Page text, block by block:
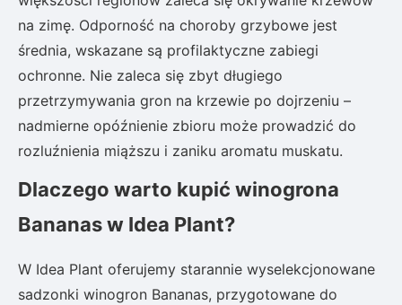
na zimę. Odporność na choroby grzybowe jest
średnia, wskazane są profilaktyczne zabiegi
ochronne. Nie zaleca się zbyt długiego
przetrzymywania gron na krzewie po dojrzeniu –
nadmierne opóźnienie zbioru może prowadzić do
rozluźnienia miąższu i zaniku aromatu muskatu.
Dlaczego warto kupić winogrona
Bananas w Idea Plant?
W Idea Plant oferujemy starannie wyselekcjonowane
sadzonki winogron Bananas, przygotowane do